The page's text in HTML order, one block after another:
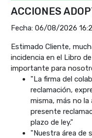
ACCIONES
Fecha: 06/08/2026
Estimado Cliente,
incidencia en el Libro
importante para
"La firma del
reclamación,
misma, más no
presente
plazo de ley."
"Nuestra área de